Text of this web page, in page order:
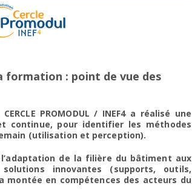
formation : point de vue des
PROMODUL / INEF4 a réalisé une
continue, pour identifier les méthodes
(utilisation et perception).
de la filière du bâtiment aux
innovantes (supports, outils,
montée en compétences des acteurs du